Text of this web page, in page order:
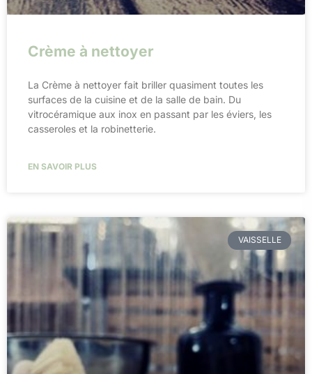
Crème à nettoyer
La Crème à nettoyer fait briller quasiment toutes les
surfaces de la cuisine et de la salle de bain. Du
vitrocéramique aux inox en passant par les éviers, les
casseroles et la robinetterie. ​
EN SAVOIR PLUS
VAISSELLE